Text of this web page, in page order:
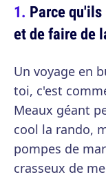
Parce
et de faire de
Un voyage en
toi, c'est
Meaux géant
cool la rando,
pompes de
crasseux de